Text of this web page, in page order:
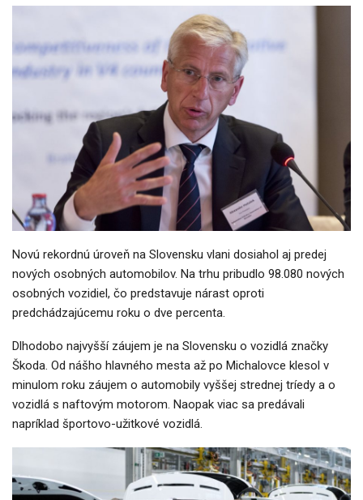
Novú rekordnú úroveň na Slovensku vlani dosiahol aj predej
nových osobných automobilov. Na trhu pribudlo 98.080 nových
osobných vozidiel, čo predstavuje nárast oproti
predchádzajúcemu roku o dve percenta.
Dlhodobo najvyšší záujem je na Slovensku o vozidlá značky
Škoda. Od nášho hlavného mesta až po Michalovce klesol v
minulom roku záujem o automobily vyššej strednej tríedy a o
vozidlá s naftovým motorom. Naopak viac sa predávali
napríklad športovo-užitkové vozidlá.